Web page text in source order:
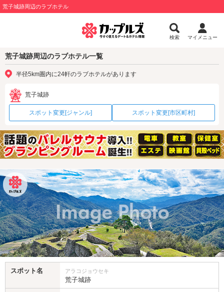
荒子城跡周辺のラブホテル
検索 マイメニュー
荒子城跡周辺のラブホテル一覧
半径5km圏内に24軒のラブホテルがあります
荒子城跡
スポット変更[ジャンル] スポット変更[市区町村]
スポット名 アラコジョウセキ
荒子城跡